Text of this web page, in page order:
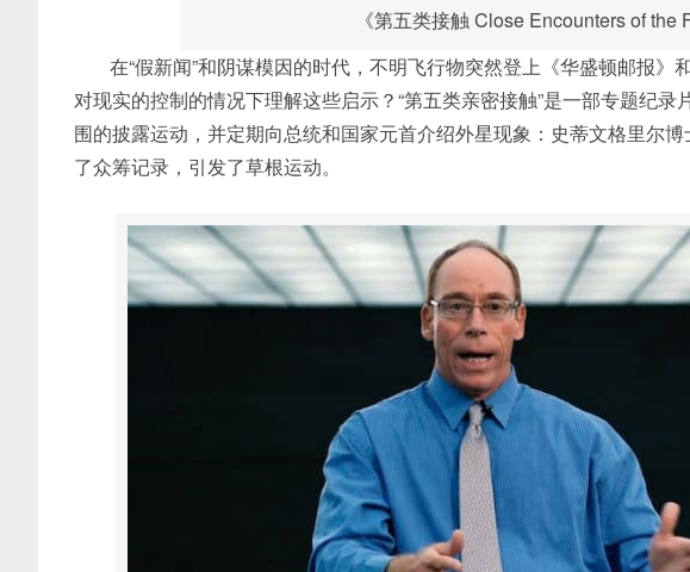
《第五类接触 Close Encounters of the
在“假新闻”和阴谋模因的时代，不明飞行物突然登上《华盛顿邮报
对现实的控制的情况下理解这些启示？“第五类亲密接触”是一部专题纪
围的披露运动，并定期向总统和国家元首介绍外星现象：史蒂文格里尔
了众筹记录，引发了草根运动。